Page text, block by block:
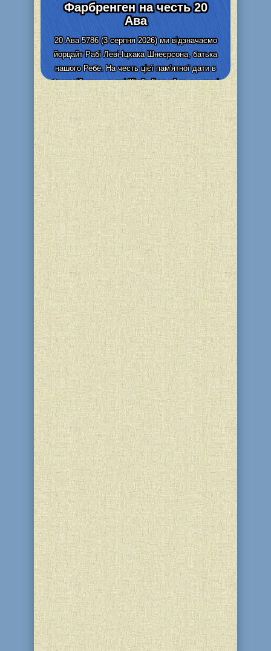
Фарбренген на честь 20
Ава
20 Ава 5786 (3 серпня 2026) ми відзначаємо
йорцайт Рабі Леві-Іцхака Шнеєрсона, батька
нашого Ребе. На честь цієї пам'ятної дати в
благодійному центрі "Бейт Барух" та синагозі
"Бейт Реувен" (м....
Детальніше
Учебные материалы Колель
Тора
Учебные материалы Колель Тора,
учебник №13
В канун праздника Ханука все ученики
школы "Ор-Авнер" и воспитанники
детского сада "Хая-Мушка" получили